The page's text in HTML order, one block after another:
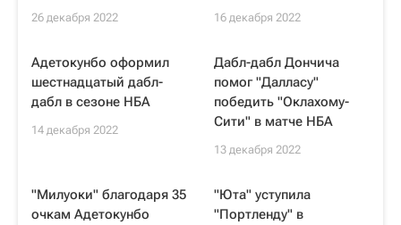
26 декабря 2022 16 декабря 2022
Адетокунбо оформил
шестнадцатый дабл-
дабл в сезоне НБА
14 декабря 2022
Дабл-дабл Дончича
помог "Далласу"
победить "Оклахому-
Сити" в матче НБА
13 декабря 2022
"Милуоки" благодаря 35
очкам Адетокунбо
"Юта" уступила
"Портленду" в